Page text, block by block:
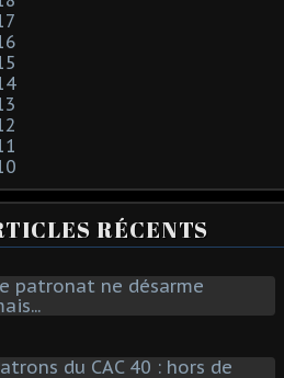
RÉCENTS